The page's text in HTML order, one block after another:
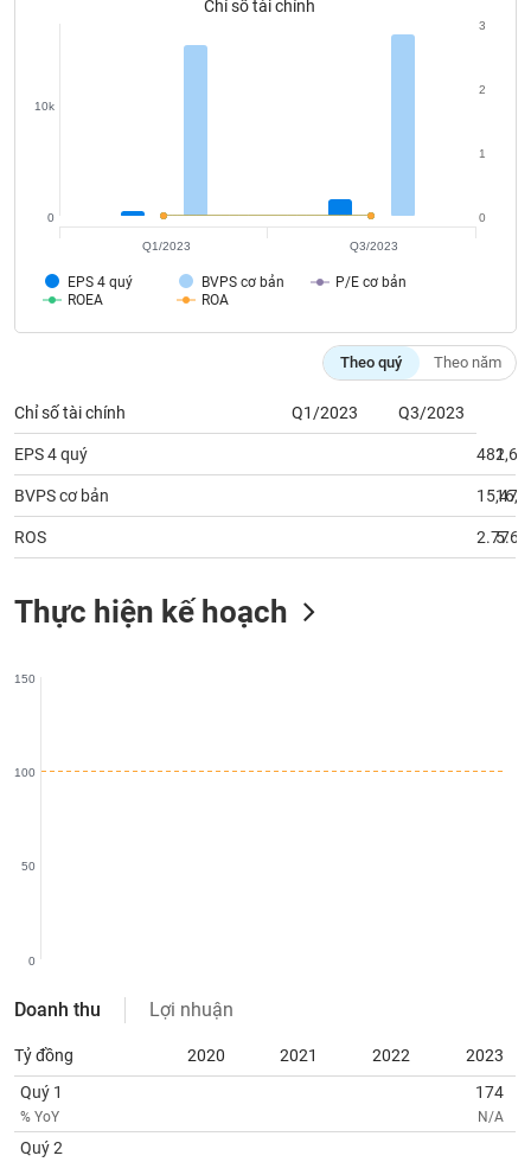
Chỉ số tài chính
EPS 4 quý BVPS cơ bản
P/E cơ bản
ROEA
ROA
0
10k
0
1
2
3
Q1/2023 Q3/2023
Theo quý Theo năm
Chỉ số tài chính Q1/2023 Q3/2023
EPS 4 quý 482
BVPS cơ bản 15,476
ROS 2.775.65
Thực hiện kế hoạch
0
50
100
150
Doanh thu Lợi nhuận
Tỷ đồng 2020 2021 2022
2023
Quý 1
% YoY
174
N/A
Quý 2
Bài
Báo
cáo
phân
Thuật
ngữ
(-)
Công
đầu
Truyền